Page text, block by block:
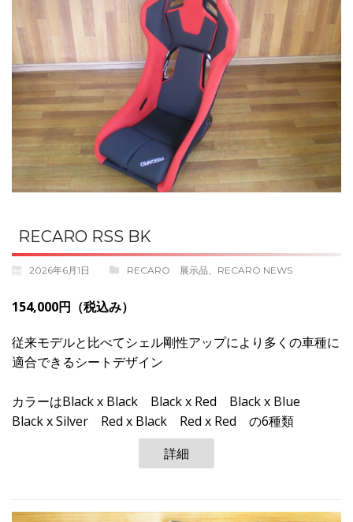
RECARO RSS BK
2026年6月1日 RECARO 展示品、 RECARO NEWS
154,000円（税込み）
従来モデルと比べてシェル剛性アップにより多くの車種に
適合できるシートデザイン
カラーはBlack x Black Black x Red Black x Blue
Black x Silver Red x Black Red x Red の6種類
詳細